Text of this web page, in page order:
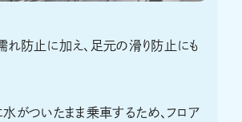
防止に加え、足元の滑り防止にも
がついたまま乗車するため、フロア